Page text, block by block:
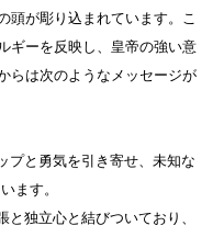
頭が彫り込まれています。こ
ギーを反映し、皇帝の強い意
らは次のようなメッセージが
プと勇気を引き寄せ、未知な
ます。
独立心と結びついており、